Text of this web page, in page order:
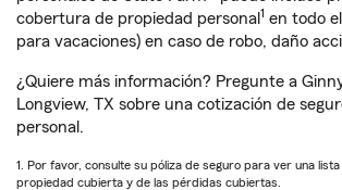
cobertura de propiedad personal 1 en todo
para vacaciones) en caso de robo, daño
¿Quiere más información? Pregunte a
Longview, TX sobre una cotización de
personal.
1. Por favor, consulte su póliza de seguro para ver una
propiedad cubierta y de las pérdidas cubiertas.